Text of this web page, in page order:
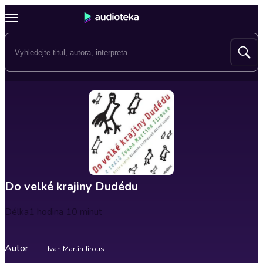
Do velké krajiny Dudédu
Délka1 hodina 10 minut
Autor Ivan Martin Jirous